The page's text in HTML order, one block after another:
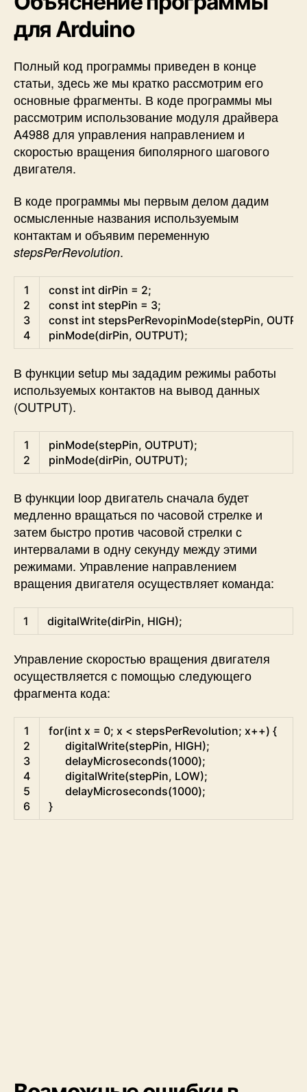
для Arduino
Полный код программы приведен в конце
статьи, здесь же мы кратко рассмотрим его
основные фрагменты. В коде программы мы
рассмотрим использование модуля драйвера
A4988 для управления направлением и
скоростью вращения биполярного шагового
двигателя.
В коде программы мы первым делом дадим
осмысленные названия используемым
контактам и объявим переменную
stepsPerRevolution.
1
2
3
4
const int dirPin = 2;
const int stepPin = 3;
const int stepsPerRevopinMode(stepPin,
pinMode(dirPin, OUTPUT);
В функции setup мы зададим режимы работы
используемых контактов на вывод данных
(OUTPUT).
1
2
pinMode(stepPin, OUTPUT);
pinMode(dirPin, OUTPUT);
В функции loop двигатель сначала будет
медленно вращаться по часовой стрелке и
затем быстро против часовой стрелки с
интервалами в одну секунду между этими
режимами. Управление направлением
вращения двигателя осуществляет команда:
1 digitalWrite(dirPin, HIGH);
Управление скоростью вращения двигателя
осуществляется с помощью следующего
фрагмента кода:
Arduino
1
2
3
4
5
6
for(int x = 0; x < stepsPerRevolution; x++) {
digitalWrite(stepPin, HIGH);
delayMicroseconds(1000);
digitalWrite(stepPin, LOW);
delayMicroseconds(1000);
}